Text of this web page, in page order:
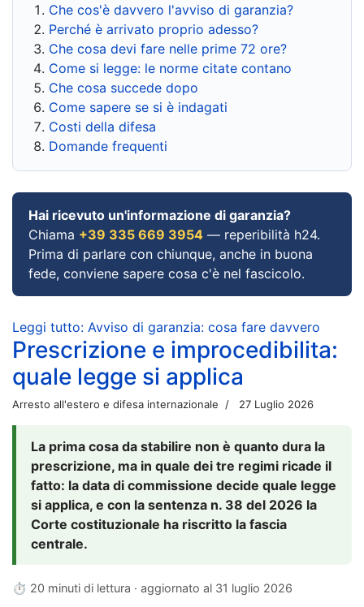
Che cos'è davvero l'avviso di garanzia?
Perché è arrivato proprio adesso?
Che cosa devi fare nelle prime 72 ore?
Come si legge: le norme citate contano
Che cosa succede dopo
Come sapere se si è indagati
Costi della difesa
Domande frequenti
Hai ricevuto un'informazione di garanzia?
Chiama +39 335 669 3954 — reperibilità h24.
Prima di parlare con chiunque, anche in buona
fede, conviene sapere cosa c'è nel fascicolo.
Leggi tutto: Avviso di garanzia: cosa fare davvero
Prescrizione e improcedibilita:
quale legge si applica
Arresto all'estero e difesa internazionale 27 Luglio 2026
La prima cosa da stabilire non è quanto dura la
prescrizione, ma in quale dei tre regimi ricade il
fatto: la data di commissione decide quale legge
si applica, e con la sentenza n. 38 del 2026 la
Corte costituzionale ha riscritto la fascia
centrale.
⏱ 20 minuti di lettura · aggiornato al 31 luglio 2026